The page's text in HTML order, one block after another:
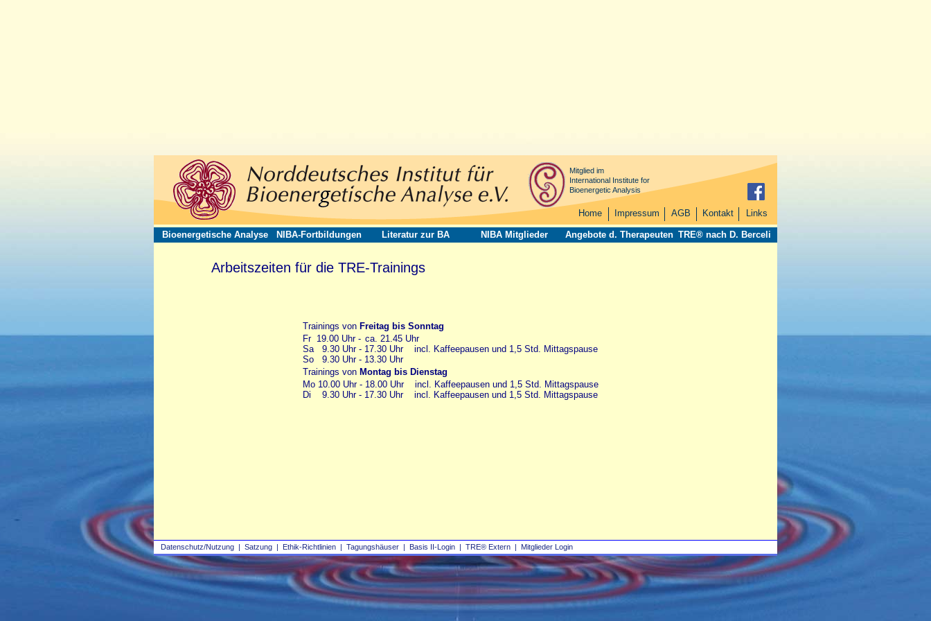
Datenschutz/Nutzung | Satzung | Ethik-Richtlinien | Tagungshäuser | Basis II‑Login | TRE® Extern | Mitglieder Login
Mitglied im
International Institute for
Bioenergetic Analysis
Home Impressum AGB Kontakt Links
Bioenergetische Analyse NIBA-Fortbildungen Literatur zur BA NIBA Mitglieder Angebote d. Therapeuten TRE® nach D. Berceli
Arbeitszeiten für die TRE-Trainings
Trainings von Freitag bis Sonntag
Fr 19.00 Uhr - ca. 21.45 Uhr
Sa 9.30 Uhr - 17.30 Uhr incl. Kaffeepausen und 1,5 Std. Mittagspause
So 9.30 Uhr - 13.30 Uhr
Trainings von Montag bis Dienstag
Mo 10.00 Uhr - 18.00 Uhr incl. Kaffeepausen und 1,5 Std. Mittagspause
Di 9.30 Uhr - 17.30 Uhr incl. Kaffeepausen und 1,5 Std. Mittagspause